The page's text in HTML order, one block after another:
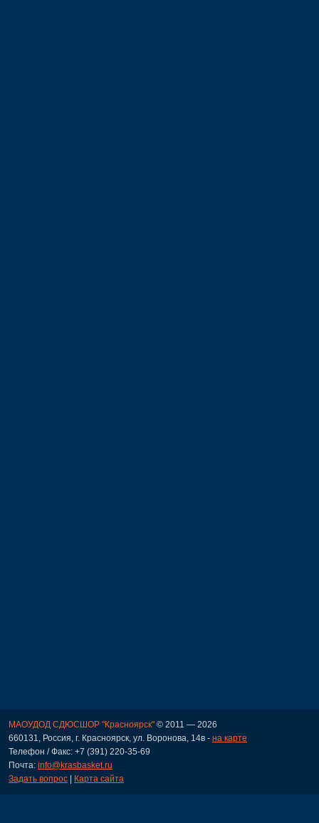
МАОУДОД СДЮСШОР "Красноярск" © 2011 — 2026
660131, Россия, г. Красноярск, ул. Воронова, 14в - на карте
Телефон / Факс: +7 (391) 220-35-69
Почта: info@krasbasket.ru
Задать вопрос | Карта сайта